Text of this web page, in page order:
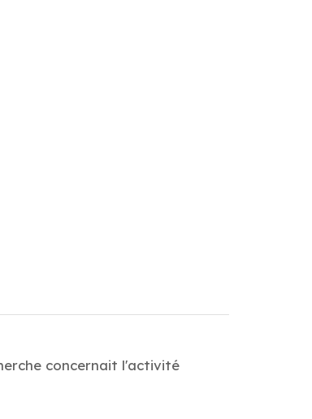
concernait l'activité